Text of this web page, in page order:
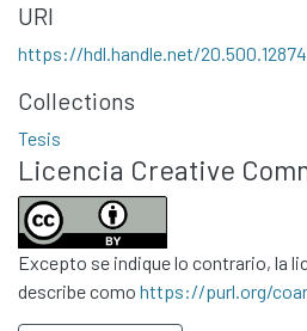
Políticas
URI
https://hdl.handle.net/
Collections
Tesis
Licencia Creative
Excepto se indique lo contrario, la
describe como https://purl.org/